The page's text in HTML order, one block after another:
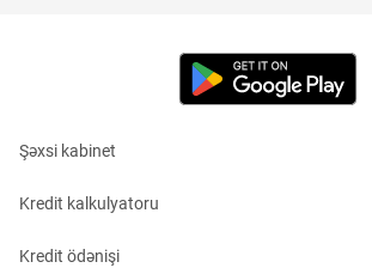
Şəxsi kabinet
Kredit kalkulyatoru
Kredit ödənişi